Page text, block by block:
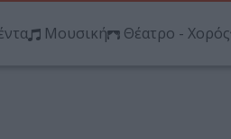
Μουσική Θέατρο - Χορός